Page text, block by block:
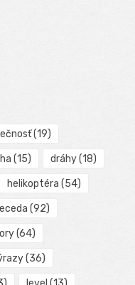
(19)
(15) dráhy(18)
helikoptéra (54)
(92)
(64)
(36)